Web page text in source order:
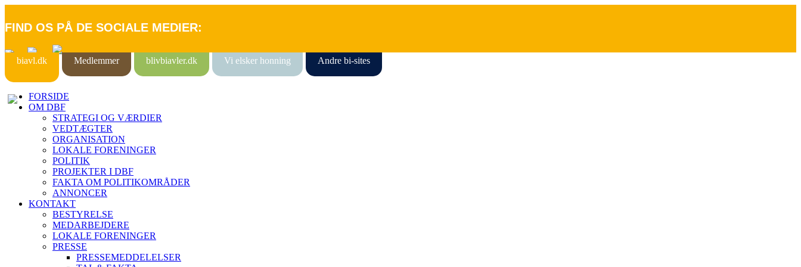
FIND OS PÅ DE SOCIALE MEDIER:
biavl.dk Medlemmer blivbiavler.dk Vi elsker honning Andre bi-sites
FORSIDE
OM DBF
STRATEGI OG VÆRDIER
VEDTÆGTER
ORGANISATION
LOKALE FORENINGER
POLITIK
PROJEKTER I DBF
FAKTA OM POLITIKOMRÅDER
ANNONCER
KONTAKT
BESTYRELSE
MEDARBEJDERE
LOKALE FORENINGER
PRESSE
PRESSEMEDDELELSER